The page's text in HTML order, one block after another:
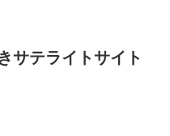
サテライトサイト